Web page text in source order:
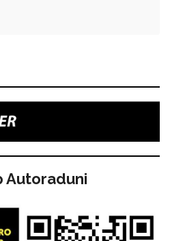
Autoraduni